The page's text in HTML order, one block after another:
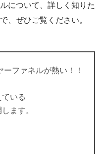
について、詳しく知りた
、ぜひご覧ください。
ファネルが熱い！！
いる
ます。